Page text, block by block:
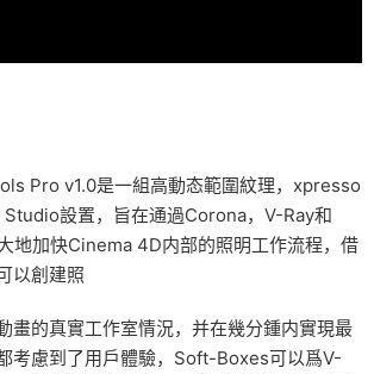
Pro v1.0是一組高動态範圍紋理，xpresso
設置，旨在通過Corona，V-Ray和
地加快Cinema 4D内部的照明工作流程，借
以創建照
畫的真實工作室情況，并在幾分鍾内實現最
考慮到了用戶體驗，Soft-Boxes可以爲V-